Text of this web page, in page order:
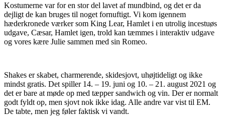
Kostumerne var for en stor del lavet af mundbind, og det er da
dejligt de kan bruges til noget fornuftigt. Vi kom igennem
hæderkronede værker som King Lear, Hamlet i en utrolig incestuøs
udgave, Cæsar, Hamlet igen, trold kan tæmmes i interaktiv udgave
og vores kære Julie sammen med sin Romeo.
Shakes er skabet, charmerende, skidesjovt, uhøjtideligt og ikke
mindst gratis. Det spiller 14. – 19. juni og 10. – 21. august 2021 og
det er bare at møde op med tæpper sandwich og vin. Der er normalt
godt fyldt op, men sjovt nok ikke idag. Alle andre var vist til EM.
De tabte, men jeg føler faktisk vi vandt.